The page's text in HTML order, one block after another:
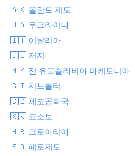
🇦🇽 올란드 제도
🇺🇦 우크라이나
🇮🇹 이탈리아
🇯🇪 저지
🇲🇰 전 유고슬라비아 마케도니아
🇬🇮 지브롤터
🇨🇿 체코공화국
🇽🇰 코소보
🇭🇷 크로아티아
🇫🇴 페로제도